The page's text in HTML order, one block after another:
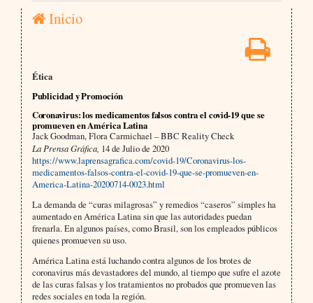
Inicio
Ética
Publicidad y Promoción
Coronavirus: los medicamentos falsos contra el covid-19 que se
promueven en América Latina
Jack Goodman, Flora Carmichael – BBC Reality Check
La Prensa Gráfica, 14 de Julio de 2020
https://www.laprensagrafica.com/covid-19/Coronavirus-los-
medicamentos-falsos-contra-el-covid-19-que-se-promueven-en-
America-Latina-20200714-0023.html
La demanda de “curas milagrosas” y remedios “caseros” simples ha
aumentado en América Latina sin que las autoridades puedan
frenarla. En algunos países, como Brasil, son los empleados públicos
quienes promueven su uso.
América Latina está luchando contra algunos de los brotes de
coronavirus más devastadores del mundo, al tiempo que sufre el azote
de las curas falsas y los tratamientos no probados que promueven las
redes sociales en toda la región.